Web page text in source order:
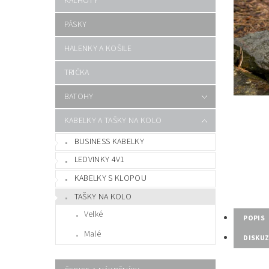
PÁSKY
HALENKY A KOŠILE
TRIČKA
BATOHY
KABELKY A TAŠKY NA KOLO
BUSINESS KABELKY
LEDVINKY 4V1
KABELKY S KLOPOU
TAŠKY NA KOLO
Velké
Malé
POPIS